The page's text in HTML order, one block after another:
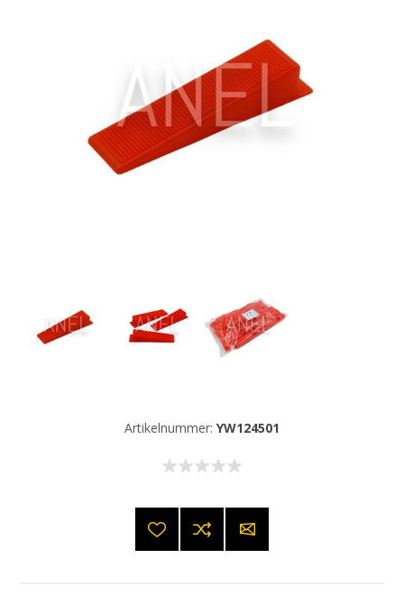
Artikelnummer: YW124501